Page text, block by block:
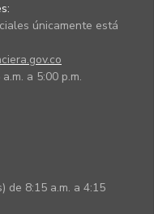
únicamente está
a 5:00 p.m.
de 8:15 a.m. a 4:15